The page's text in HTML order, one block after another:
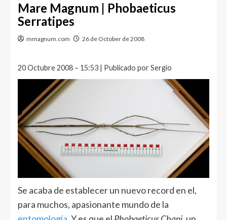
Mare Magnum | Phobaeticus
Serratipes
mmagnum.com 26 de October de 2008
20 Octubre 2008 – 15:53 | Publicado por Sergio
Se acaba de establecer un nuevo record en el,
para muchos, apasionante mundo de la